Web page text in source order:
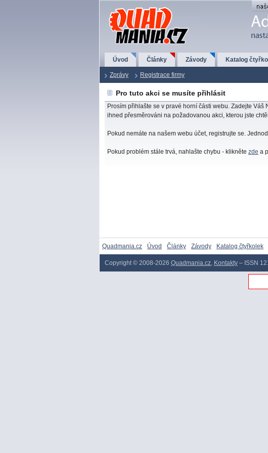
QuadMania.cz
Úvod Články Závody Katalog
Zprávy Registrace firmy
Pro tuto akci se musíte přihlásit
Prosím přihlašte se v pravé horní části webu. Zadejte
ihned přesměrováni na požadovanou akci, kterou jste
Pokud nemáte na našem webu účet, registrujte se.
Pokud problém stále trvá, nahlašte chybu - klikněte zde a
Quadmania.cz Úvod Články Závody Katalog čtyřkolek
Copyright © 2008-2026 Quadmania.cz, Kontakty – ISSN